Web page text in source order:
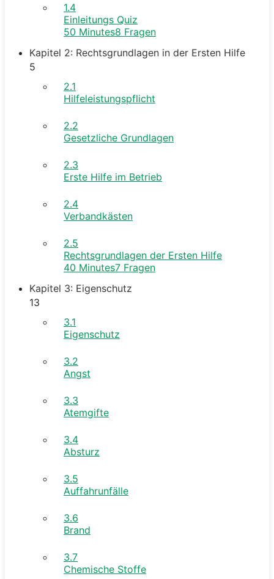
1.4
Einleitungs Quiz
50 Minutes8 Fragen
Kapitel 2: Rechtsgrundlagen in der Ersten Hilfe
5
2.1
Hilfeleistungspflicht
2.2
Gesetzliche Grundlagen
2.3
Erste Hilfe im Betrieb
2.4
Verbandkästen
2.5
Rechtsgrundlagen der Ersten Hilfe
40 Minutes7 Fragen
Kapitel 3: Eigenschutz
13
3.1
Eigenschutz
3.2
Angst
3.3
Atemgifte
3.4
Absturz
3.5
Auffahrunfälle
3.6
Brand
3.7
Chemische Stoffe